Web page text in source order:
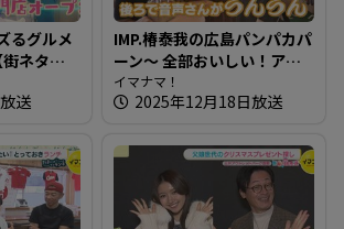
るグルメ
ネタ！
送
IMP.椿泰我の広島パンパカパ
ーン～ 全部おいしい！アレ
ンジパンが豊富なお店
イマナマ！
2025年12月18日放送